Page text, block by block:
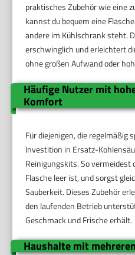
praktisches Zubehör wie eine
kannst du bequem eine
andere im Kühlschrank steht.
erschwinglich und erleichtert
ohne großen Aufwand oder
Häufige Nutzer mit
Komfort
Für diejenigen, die regelmäßig
Investition in Ersatz-
Reinigungskits. So vermeidest
Flasche leer ist, und sorgst
Sauberkeit. Dieses Zubehör
den laufenden Betrieb
Geschmack und Frische erhält.
Haushalte mit